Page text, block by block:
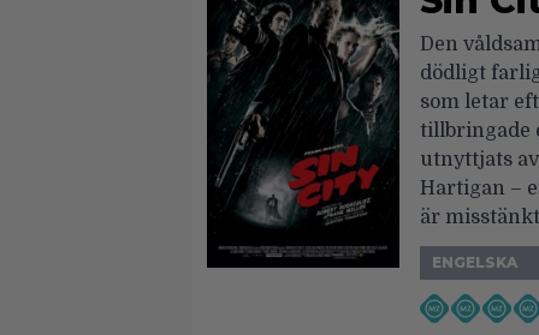
Den
dödligt
som letar
tillbringade
utnyttjats
Hartigan –
är
ENGELSKA